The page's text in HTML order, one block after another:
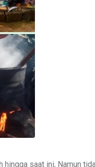
hingga saat ini, Namun